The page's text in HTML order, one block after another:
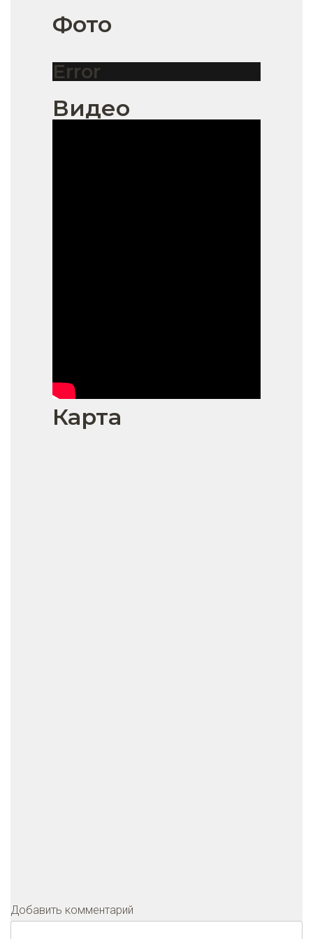
Фото
Error
Видео
Карта
Добавить комментарий